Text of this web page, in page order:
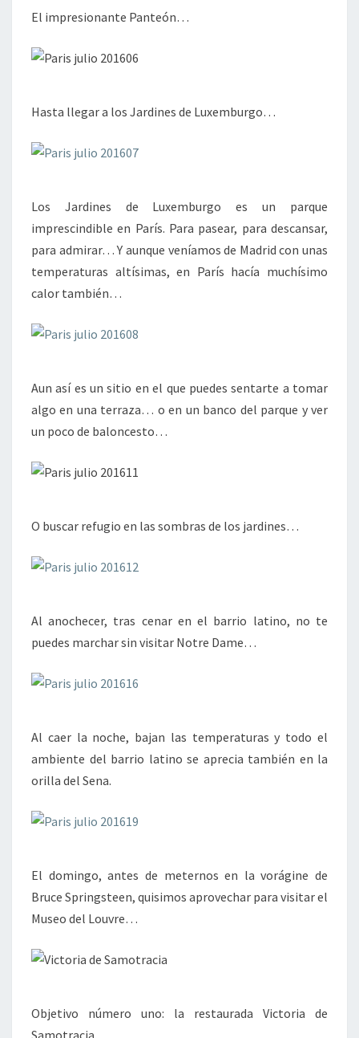
El impresionante Panteón…
Hasta llegar a los Jardines de Luxemburgo…
Los Jardines de Luxemburgo es un parque
imprescindible en París. Para pasear, para descansar,
para admirar… Y aunque veníamos de Madrid con unas
temperaturas altísimas, en París hacía muchísimo
calor también…
Aun así es un sitio en el que puedes sentarte a tomar
algo en una terraza… o en un banco del parque y ver
un poco de baloncesto…
O buscar refugio en las sombras de los jardines…
Al anochecer, tras cenar en el barrio latino, no te
puedes marchar sin visitar Notre Dame…
Al caer la noche, bajan las temperaturas y todo el
ambiente del barrio latino se aprecia también en la
orilla del Sena.
El domingo, antes de meternos en la vorágine de
Bruce Springsteen, quisimos aprovechar para visitar el
Museo del Louvre…
Objetivo número uno: la restaurada Victoria de
Samotracia.